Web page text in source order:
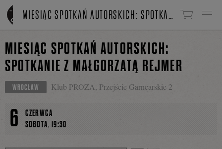
Linki do przejścia
MIESIĄC SPOTKAŃ AUTORSKICH: SPOTKANIE Z MAŁGORZATĄ REJMER
MIESIĄC SPOTKAŃ AUTORSKICH:
SPOTKANIE Z MAŁGORZATĄ REJMER
WROCŁAW Klub PROZA, Przejście Garncarskie 2
6
CZERWCA
SOBOTA,19:30